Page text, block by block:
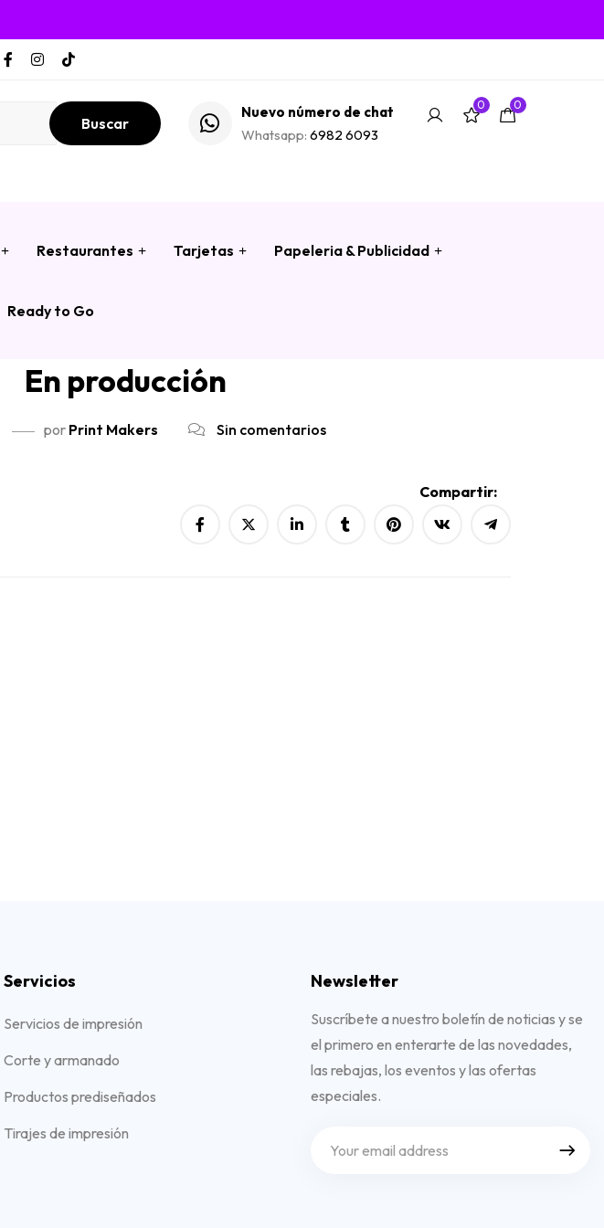
Buscar
Nuevo número de chat
Whatsapp: 6982 6093
0 0
Restaurantes Tarjetas Papeleria & Publicidad
Ready to Go
En producción
por Print Makers Sin comentarios
Compartir:
Servicios
Servicios de impresión
Corte y armanado
Productos prediseñados
Tirajes de impresión
Newsletter
Suscríbete a nuestro boletín de noticias y se
el primero en enterarte de las novedades,
las rebajas, los eventos y las ofertas
especiales.